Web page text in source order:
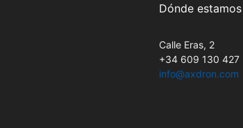
Dónde estamos
Calle Eras, 2
+34 609 130 427
info@axdron.com